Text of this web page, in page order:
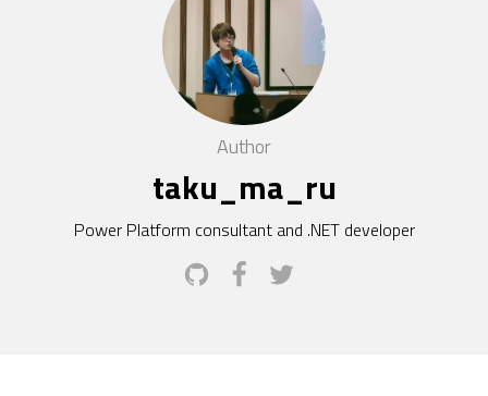
Author
taku_ma_ru
Power Platform consultant and .NET developer